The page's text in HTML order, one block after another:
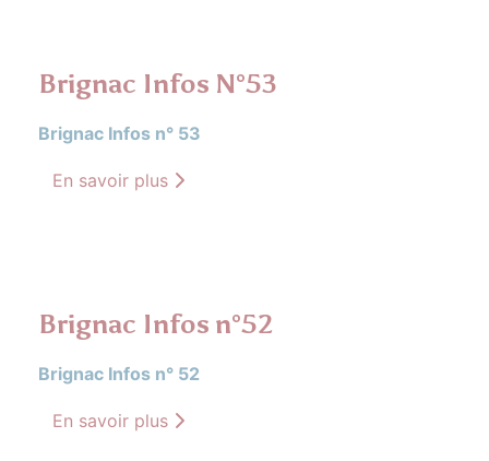
Brignac Infos N°53
Brignac Infos n° 53
En savoir plus
Brignac Infos n°52
Brignac Infos n° 52
En savoir plus